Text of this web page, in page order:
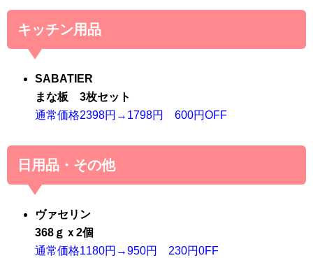
キッチン用品
SABATIER
まな板 3枚セット
通常価格2398円→1798円 600円OFF
日用品・その他
ヴァセリン
368ｇｘ2個
通常価格1180円→950円 230円0FF